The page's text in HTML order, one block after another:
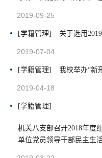
2019-09-25
[学籍管理] 关于选用
2019-07-04
[学籍管理] 我校举办“新
2019-04-18
[学籍管理]
机关八支部召开2018年度
单位党员领导干部民主生